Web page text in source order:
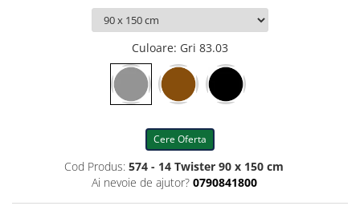
Culoare: Gri 83.03
Cere Oferta
Cod Produs: 574 - 14 Twister 90 x 150 cm
Ai nevoie de ajutor? 0790841800